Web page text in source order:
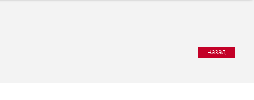
назад